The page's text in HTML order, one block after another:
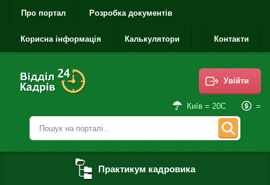
Про портал Розробка документів
Корисна інформація Калькулятори Контакти
Увійти
Київ = 20С =
Практикум кадровика